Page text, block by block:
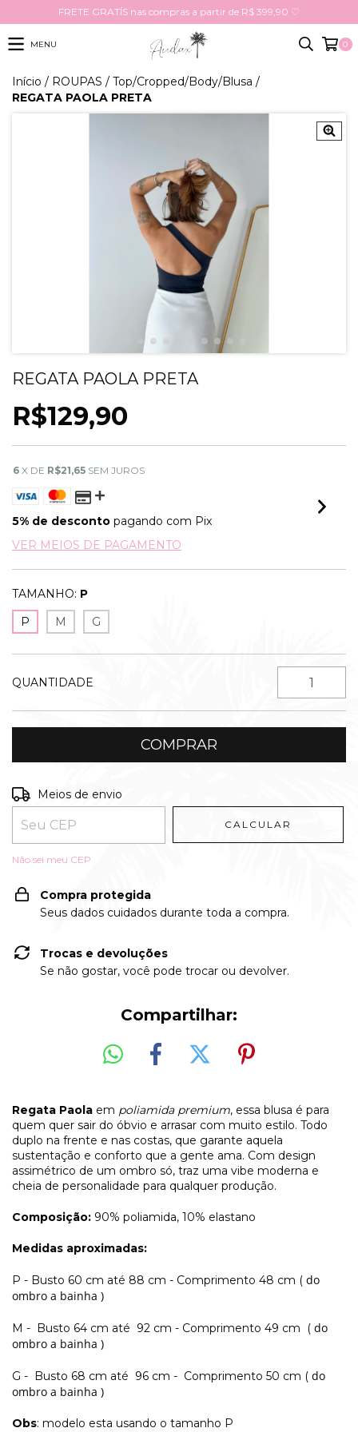
FRETE GRATÍS nas compras a partir de R$ 399,90 ♡
MENU 0
Início / ROUPAS / Top/Cropped/Body/Blusa /
REGATA PAOLA PRETA
REGATA PAOLA PRETA
R$129,90
6 X DE R$21,65 SEM JUROS
5% de desconto pagando com Pix
VER MEIOS DE PAGAMENTO
TAMANHO: P
P
M G
QUANTIDADE
Entregas para o CEP:
Meios de envio
CALCULAR
Não sei meu CEP
Compra protegida
Seus dados cuidados durante toda a compra.
Trocas e devoluções
Se não gostar, você pode trocar ou devolver.
Compartilhar:
Regata Paola em poliamida premium, essa blusa é para
quem quer sair do óbvio e arrasar com muito estilo. Todo
duplo na frente e nas costas, que garante aquela
sustentação e conforto que a gente ama. Com design
assimétrico de um ombro só, traz uma vibe moderna e
cheia de personalidade para qualquer produção.
Composição: 90% poliamida, 10% elastano
Medidas aproximadas:
P - Busto 60 cm até 88 cm - Comprimento 48 cm ( do
ombro a bainha )
M - Busto 64 cm até 92 cm - Comprimento 49 cm ( do
ombro a bainha )
G - Busto 68 cm até 96 cm - Comprimento 50 cm ( do
ombro a bainha )
Obs: modelo esta usando o tamanho P